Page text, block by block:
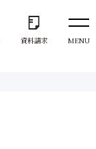
資料請求 MENU